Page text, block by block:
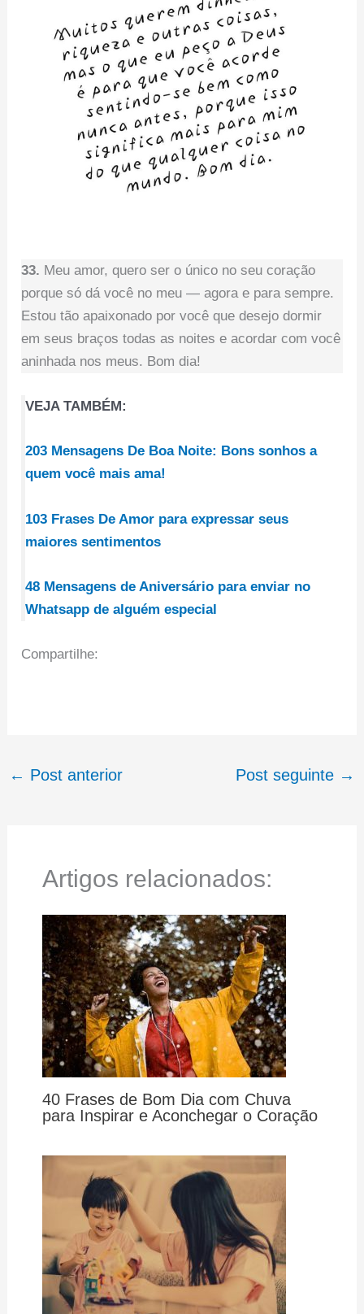
33. Meu amor, quero ser o único no seu coração
porque só dá você no meu — agora e para sempre.
Estou tão apaixonado por você que desejo dormir
em seus braços todas as noites e acordar com você
aninhada nos meus. Bom dia!
VEJA TAMBÉM:
203 Mensagens De Boa Noite: Bons sonhos a
quem você mais ama!
103 Frases De Amor para expressar seus
maiores sentimentos
48 Mensagens de Aniversário para enviar no
Whatsapp de alguém especial
Compartilhe:
← Post anterior Post seguinte →
Artigos relacionados:
40 Frases de Bom Dia com Chuva
para Inspirar e Aconchegar o Coração